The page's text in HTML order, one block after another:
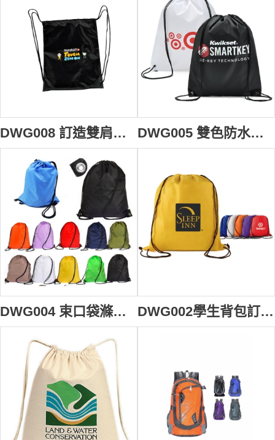
DWG008 訂造雙肩束口索繩背包 健身運動背袋 訂製裝備袋 雙肩抽繩袋 索繩袋批發公司 #34*43cm DWG005 雙色防水抽繩雙肩背袋 束口收納袋 騎行拉繩包訂造 旅遊收納背包鞋袋專門店 #34*43cm
DWG004 束口袋滌綸拉繩背包訂製 印刷雙肩背包收納袋 抽拉款式袋 輕薄收納袋批發 #34*43cm DWG002學生背包訂造 束口袋 抽繩雙肩訂做 滌綸布收納袋 抽拉式袋裝供應商HK #34*43cm